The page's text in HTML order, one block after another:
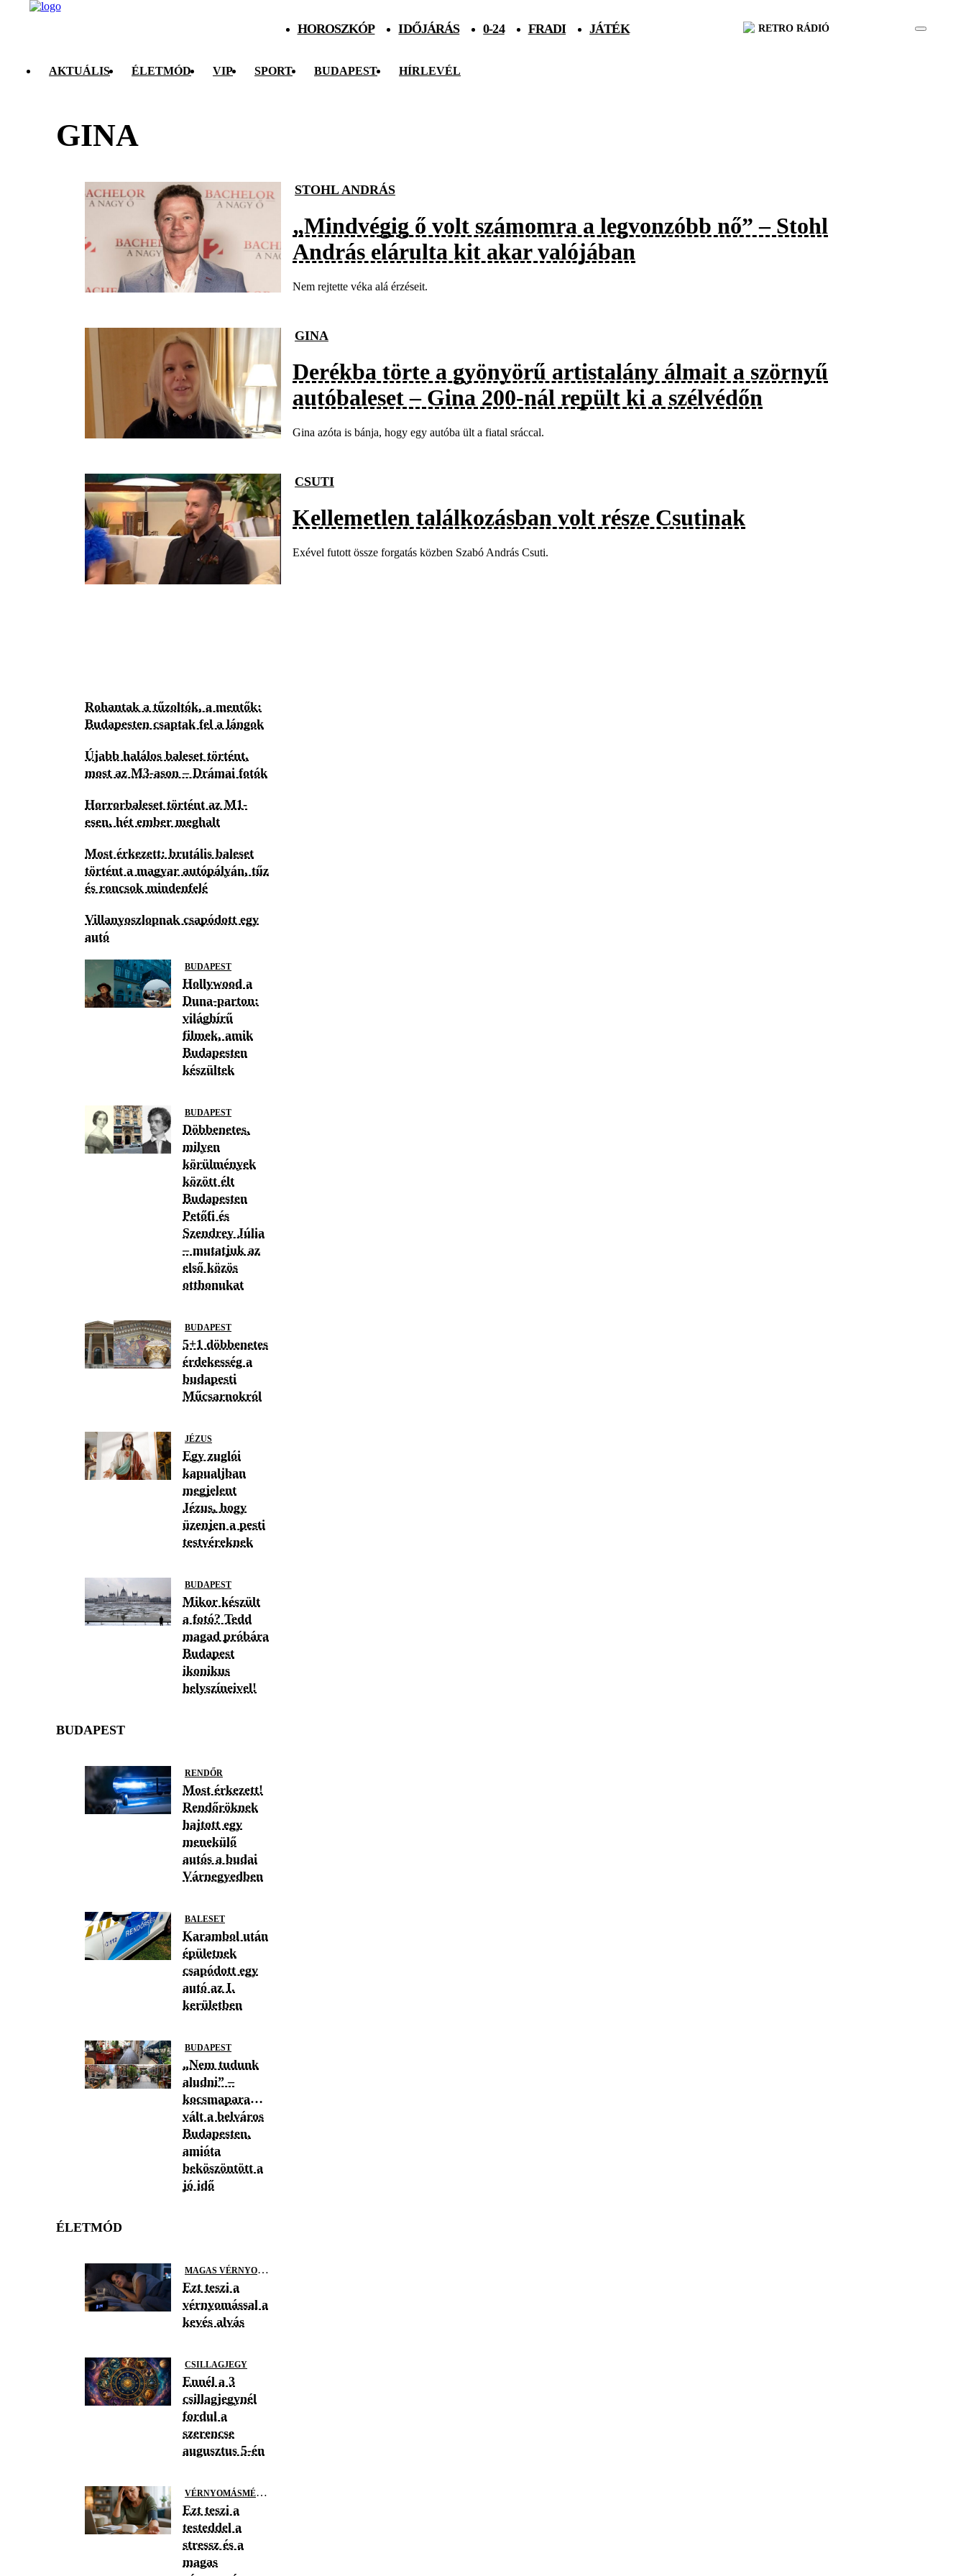
HOROSZKÓP IDŐJÁRÁS 0-24 FRADI JÁTÉK RETRO RÁDIÓ
AKTUÁLIS ÉLETMÓD VIP SPORT BUDAPEST HÍRLEVÉL
GINA
STOHL ANDRÁS
„Mindvégig ő volt számomra a legvonzóbb nő” – Stohl
András elárulta kit akar valójában
Nem rejtette véka alá érzéseit.
GINA
Derékba törte a gyönyörű artistalány álmait a szörnyű
autóbaleset – Gina 200-nál repült ki a szélvédőn
Gina azóta is bánja, hogy egy autóba ült a fiatal sráccal.
CSUTI
Kellemetlen találkozásban volt része Csutinak
Exével futott össze forgatás közben Szabó András Csuti.
Rohantak a tűzoltók, a mentők:
Budapesten csaptak fel a lángok
Újabb halálos baleset történt,
most az M3-ason – Drámai fotók
Horrorbaleset történt az M1-
esen, hét ember meghalt
Most érkezett: brutális baleset
történt a magyar autópályán, tűz
és roncsok mindenfelé
Villanyoszlopnak csapódott egy
autó
BUDAPEST
Hollywood a
Duna-parton:
világhírű
filmek, amik
Budapesten
készültek
BUDAPEST
Döbbenetes,
milyen
körülmények
között élt
Budapesten
Petőfi és
Szendrey Júlia
– mutatjuk az
első közös
otthonukat
BUDAPEST
5+1 döbbenetes
érdekesség a
budapesti
Műcsarnokról
JÉZUS
Egy zuglói
kapualjban
megjelent
Jézus, hogy
üzenjen a pesti
testvéreknek
BUDAPEST
Mikor készült
a fotó? Tedd
magad próbára
Budapest
ikonikus
helyszíneivel!
BUDAPEST
RENDŐR
Most érkezett!
Rendőröknek
hajtott egy
menekülő
autós a budai
Várnegyedben
BALESET
Karambol után
épületnek
csapódott egy
autó az I.
kerületben
BUDAPEST
„Nem tudunk
aludni” –
kocsmaparadicsommá
vált a belváros
Budapesten,
amióta
beköszöntött a
jó idő
ÉLETMÓD
M
AGAS VÉRNYOMÁS
Ezt teszi a
vérnyomással a
kevés alvás
CSILLAGJEGY
Ennél a 3
csillagjegynél
fordul a
szerencse
augusztus 5-én
V
ÉRNYOMÁSMÉRÉS
Ezt teszi a
testeddel a
stressz és a
magas